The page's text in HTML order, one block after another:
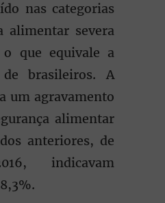
nas categorias
alimentar severa
o que equivale a
brasileiros. A
um agravamento
alimentar
anteriores, de
indicavam